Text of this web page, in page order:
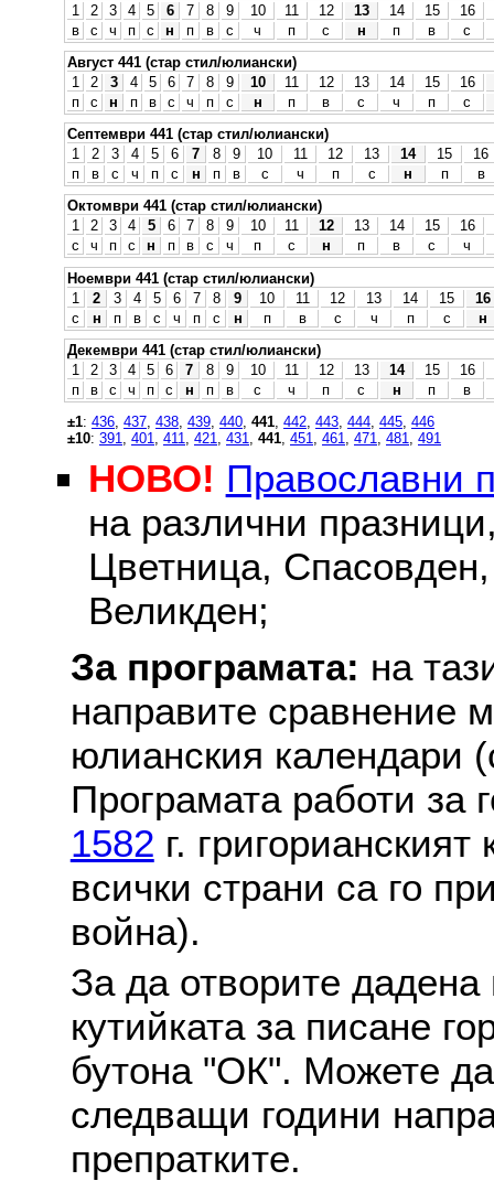
1
2 3 4 5 6 7 8 9 10 11 12 13 14 15
16
в
с ч п с н п в с ч п с н п в
с
Август 441 (стар стил/юлиански)
1
2 3 4 5 6 7 8 9 10 11 12 13 14 15
16
п
с н п в с ч п с н п в с ч п
с
Септември 441 (стар стил/юлиански)
1
2 3 4 5 6 7 8 9 10 11 12 13 14 15
16
п
в с ч п с н п в с ч п с н п
в
Октомври 441 (стар стил/юлиански)
1
2 3 4 5 6 7 8 9 10 11 12 13 14 15
16
с
ч п с н п в с ч п с н п в с
ч
Ноември 441 (стар стил/юлиански)
1
2 3 4 5 6 7 8 9 10 11 12 13 14 15
16
с
н п в с ч п с н п в с ч п с
н
Декември 441 (стар стил/юлиански)
1
2 3 4 5 6 7 8 9 10 11 12 13 14 15
16
п
в с ч п с н п в с ч п с н п
в
±1: 436 437 438 439 440 441 442 443 444 445 446
±10: 391 401 411 421 431 441 451 461 471 481 491
НОВО! Православни
на различни
Цветница, Спасовден,
Великден;
За програмата: на
направите сравнение
юлианския календари
Програмата работи за
1582 г.
всички страни са го
война).
За да отворите
кутийката за писане
бутона "ОК". Можете
следващи години
препратките.